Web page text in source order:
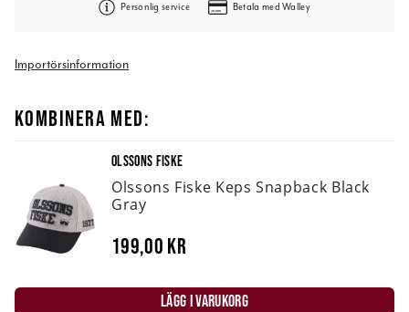
Personlig service Betala med Walley
Importörsinformation
KOMBINERA MED:
OLSSONS FISKE
Olssons Fiske Keps Snapback Black
Gray
199,00 kr
LÄGG I VARUKORG